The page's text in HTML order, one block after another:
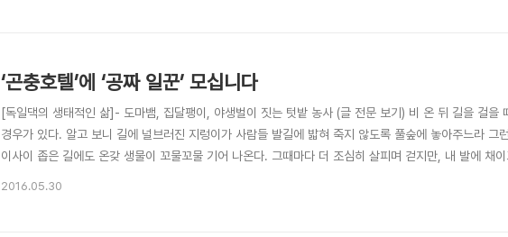
‘곤충호텔’에 ‘공짜 일꾼’ 모십니다
[독일댁의 생태적인 삶]- 도마뱀, 집달팽이, 야생벌이 짓는 텃밭 농사 (글 전문 보기) 비 온 뒤 길을 걸을
경우가 있다. 알고 보니 길에 널브러진 지렁이가 사람들 발길에 밟혀 죽지 않도록 풀숲에 놓아주느라 그
이사이 좁은 길에도 온갖 생물이 꼬물꼬물 기어 나온다. 그때마다 더 조심히 살피며 걷지만, 내 발에 채
2016.05.30